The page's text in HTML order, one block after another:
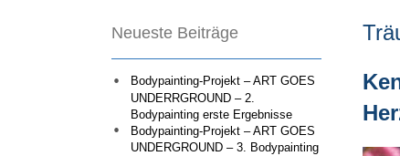
Neueste Beiträge
Bodypainting-Projekt – ART GOES
UNDERRGROUND – 2.
Bodypainting erste Ergebnisse
Bodypainting-Projekt – ART GOES
UNDERGROUND – 3. Bodypainting